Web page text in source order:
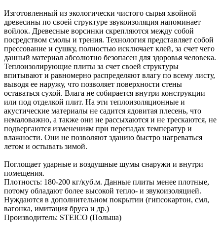
Изготовленный из экологически чистого сырья хвойной
древесины по своей структуре звукоизоляция напоминает
войлок. Древесные ворсинки скрепляются между собой
посредством смолы и трения. Технология представляет собой
прессование и сушку, полностью исключает клей, за счет чего
данный материал абсолютно безопасен для здоровья человека.
Теплоизолирующие плиты за счет своей структуры
впитывают и равномерно распределяют влагу по всему листу,
выводя ее наружу, что позволяет поверхности стены
оставаться сухой. Влага не собирается внутри конструкции
или под отделкой плит. На эти теплоизоляционные и
акустические материалы не садится ядовитая плесень, что
немаловажно, а также они не рассыхаются и не трескаются, не
подвергаются изменениям при перепадах температур и
влажности. Они не позволяют зданию быстро нагреваться
летом и остывать зимой.
Поглощает ударные и воздушные шумы снаружи и внутри
помещения.
Плотность: 180-200 кг/куб.м. Данные плиты менее плотные,
потому обладают более высокой тепло- и звукоизоляцией.
Нуждаются в дополнительном покрытии (гипсокартон, смл,
вагонка, имитация бруса и др.)
Производитель: STEICO (Польша)